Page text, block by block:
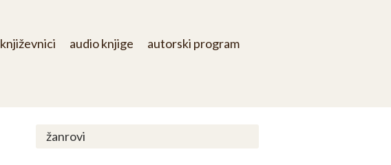
književnici audio knjige autorski program
žanrovi